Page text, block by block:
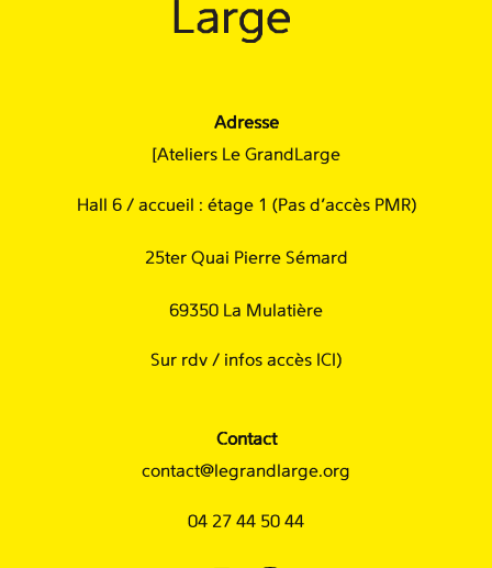
Adresse
[Ateliers Le GrandLarge
Hall 6 / accueil : étage 1 (Pas d'accès PMR)
25ter Quai Pierre Sémard
69350 La Mulatière
Sur rdv / infos accès ICI )
Contact
contact@legrandlarge.org
04 27 44 50 44